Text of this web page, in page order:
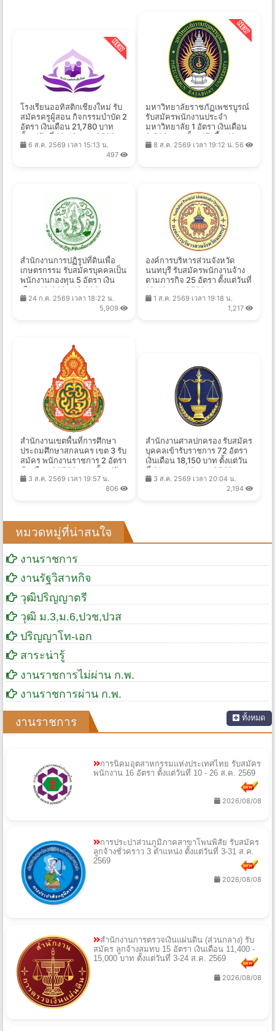
โรงเรียนออทิสติกเชียงใหม่ รับ
สมัครครูผู้สอน กิจกรรมบำบัด 2
อัตรา เงินเดือน 21,780 บาท
ตั้งแต่วันที่ 13-19 ส.ค. 2569
6 ส.ค. 2569 เวลา 15:13 น.
497
มหาวิทยาลัยราชภัฏเพชรบูรณ์
รับสมัครพนักงานประจำ
มหาวิทยาลัย 1 อัตรา เงินเดือน
8,500 บาท ตั้งแต่บัดนี้ - 19
ส.ค. 2569
8 ส.ค. 2569 เวลา 19:12 น. 56
สำนักงานการปฏิรูปที่ดินเพื่อ
เกษตรกรรม รับสมัครบุคคลเป็น
พนักงานกองทุน 5 อัตรา เงิน
เดือน 13,800 - 18,000 บาท
ตั้งแต่วันที่ 3 - 31 ส.ค. 2569
24 ก.ค. 2569 เวลา 18:22 น.
5,909
องค์การบริหารส่วนจังหวัด
นนทบุรี รับสมัครพนักงานจ้าง
ตามภารกิจ 25 อัตรา ตั้งแต่วันที่
10-19 ส.ค. 2569
1 ส.ค. 2569 เวลา 19:18 น.
1,217
สำนักงานเขตพื้นที่การศึกษา
ประถมศึกษาสกลนคร เขต 3 รับ
สมัคร พนักงานราชการ 2 อัตรา
เงินเดือน 21,780 บาท ตั้งแต่วัน
ที่ 10-14 ส.ค. 2569
3 ส.ค. 2569 เวลา 19:57 น.
806
สำนักงานศาลปกครอง รับสมัคร
บุคคลเข้ารับราชการ 72 อัตรา
เงินเดือน 18,150 บาท ตั้งแต่วัน
ที่ 31 ส.ค. - 18 ก.ย. 2569
3 ส.ค. 2569 เวลา 20:04 น.
2,194
หมวดหมู่ที่น่าสนใจ
งานราชการ
งานรัฐวิสาหกิจ
วุฒิปริญญาตรี
วุฒิ ม.3,ม.6,ปวช,ปวส
ปริญญาโท-เอก
สาระน่ารู้
งานราชการไม่ผ่าน ก.พ.
งานราชการผ่าน ก.พ.
งานราชการ ทั้งหมด
การนิคมอุตสาหกรรมแห่งประเทศไทย รับสมัคร
พนักงาน 16 อัตรา ตั้งแต่วันที่ 10 - 26 ส.ค. 2569
2026/08/08
การประปาส่วนภูมิภาคสาขาโพนพิสัย รับสมัคร
ลูกจ้างชั่วคราว 3 ตำแหน่ง ตั้งแต่วันที่ 3-31 ส.ค.
2569
2026/08/08
สำนักงานการตรวจเงินแผ่นดิน (ส่วนกลาง) รับ
สมัคร ลูกจ้างสมทบ 15 อัตรา เงินเดือน 11,400 -
15,000 บาท ตั้งแต่วันที่ 3-24 ส.ค. 2569
2026/08/08